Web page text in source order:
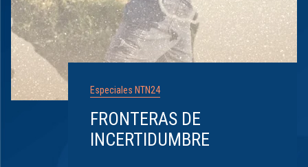
Especiales NTN24
FRONTERAS DE
INCERTIDUMBRE